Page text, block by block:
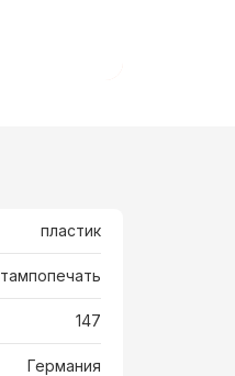
пластик
тампопечать
147
Германия